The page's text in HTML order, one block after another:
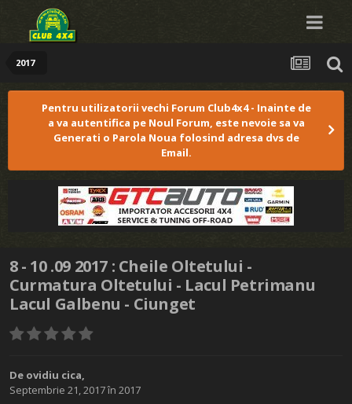
2017
Pentru utilizatorii vechi Forum Club4x4 - Inainte de
a va autentifica pe Noul Forum, este nevoie sa va
Generati o Parola Noua folosind adresa dvs de
Email.
8 - 10 .09 2017 : Cheile Oltetului -
Curmatura Oltetului - Lacul Petrimanu
Lacul Galbenu - Ciunget
De ovidiu cica,
Septembrie 21, 2017în 2017